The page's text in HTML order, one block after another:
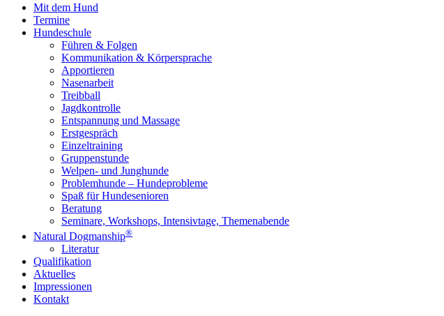
Mit dem Hund
Termine
Hundeschule
Führen & Folgen
Kommunikation & Körpersprache
Apportieren
Nasenarbeit
Treibball
Jagdkontrolle
Entspannung und Massage
Erstgespräch
Einzeltraining
Gruppenstunde
Welpen- und Junghunde
Problemhunde – Hundeprobleme
Spaß für Hundesenioren
Beratung
Seminare, Workshops, Intensivtage, Themenabende
Natural Dogmanship®
Literatur
Qualifikation
Aktuelles
Impressionen
Kontakt